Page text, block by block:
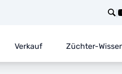
|
Verkauf Züchter-